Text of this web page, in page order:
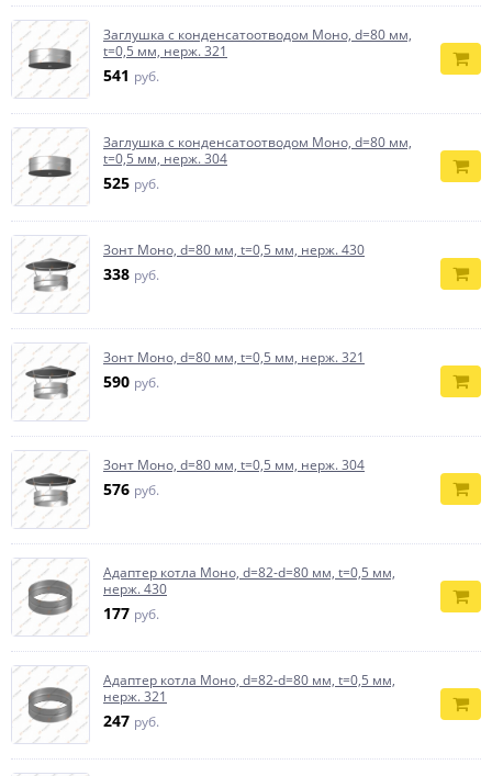
Заглушка с конденсатоотводом Моно, d=80 мм,
t=0,5 мм, нерж. 321
541 руб.
Заглушка с конденсатоотводом Моно, d=80 мм,
t=0,5 мм, нерж. 304
525 руб.
Зонт Моно, d=80 мм, t=0,5 мм, нерж. 430
338 руб.
Зонт Моно, d=80 мм, t=0,5 мм, нерж. 321
590 руб.
Зонт Моно, d=80 мм, t=0,5 мм, нерж. 304
576 руб.
Адаптер котла Моно, d=82-d=80 мм, t=0,5 мм,
нерж. 430
177 руб.
Адаптер котла Моно, d=82-d=80 мм, t=0,5 мм,
нерж. 321
247 руб.